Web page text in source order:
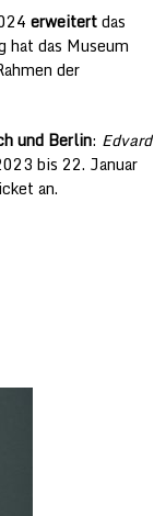
erweitertdas
hat das Museum
der
und Berlin: Edvard
bis 22. Januar
an.